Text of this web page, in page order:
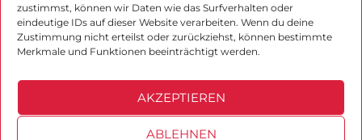
zustimmst, können wir Daten wie das Surfverhalten oder
eindeutige IDs auf dieser Website verarbeiten. Wenn du deine
Zustimmung nicht erteilst oder zurückziehst, können bestimmte
Merkmale und Funktionen beeinträchtigt werden.
AKZEPTIEREN
ABLEHNEN
Offizieller Vertragspartner der Gesellschaft für
technische Überwachung (GTÜ)
Facebook
Instagram